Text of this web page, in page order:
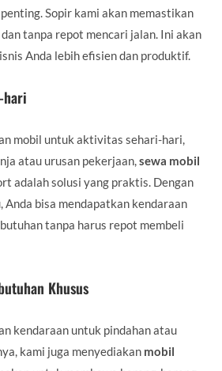
Sopir kami akan memastikan
tanpa repot mencari jalan. Ini akan
Anda lebih efisien dan produktif.
hari
mobil untuk aktivitas sehari-hari,
atau urusan pekerjaan, sewa mobil
adalah solusi yang praktis. Dengan
Anda bisa mendapatkan kendaraan
tanpa harus repot membeli
Khusus
kendaraan untuk pindahan atau
kami juga menyediakan mobil